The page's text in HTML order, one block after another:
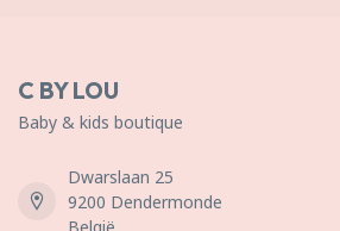
C BY LOU
Baby & kids boutique
Dwarslaan 25
9200 Dendermonde